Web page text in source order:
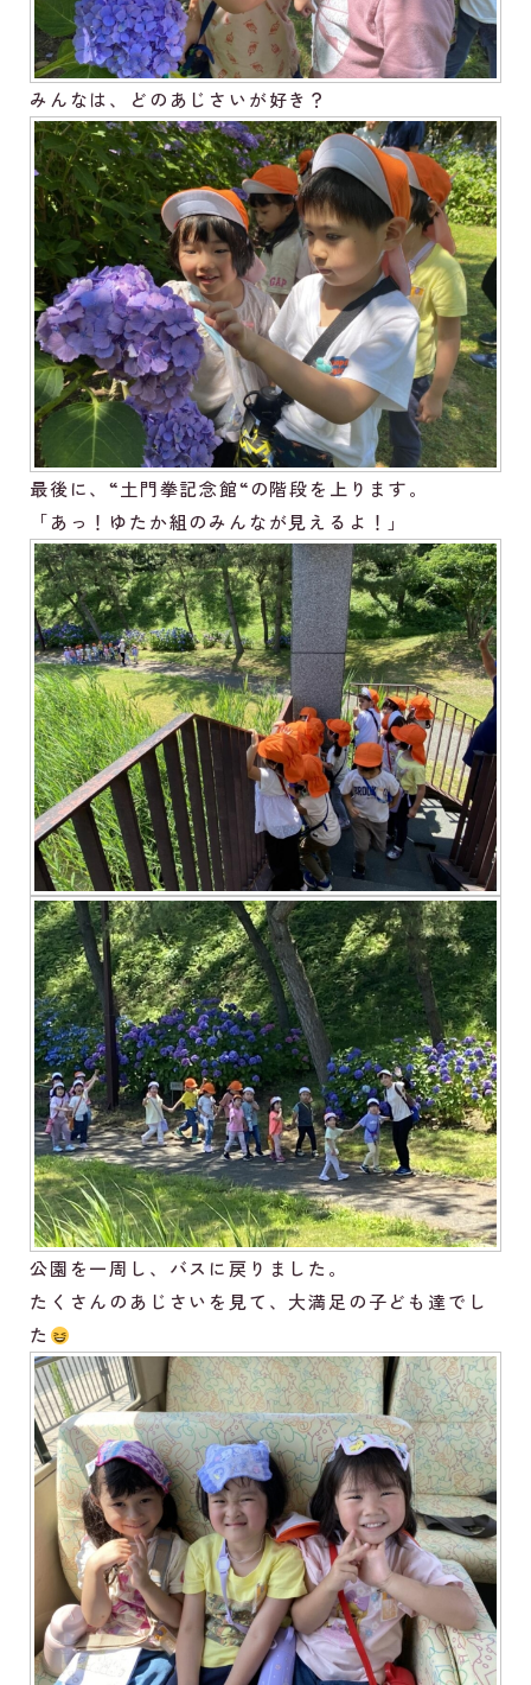
みんなは、どのあじさいが好き？
最後に、“土門拳記念館“の階段を上ります。
「あっ！ゆたか組のみんなが見えるよ！」
公園を一周し、バスに戻りました。
たくさんのあじさいを見て、大満足の子ども達でし
た